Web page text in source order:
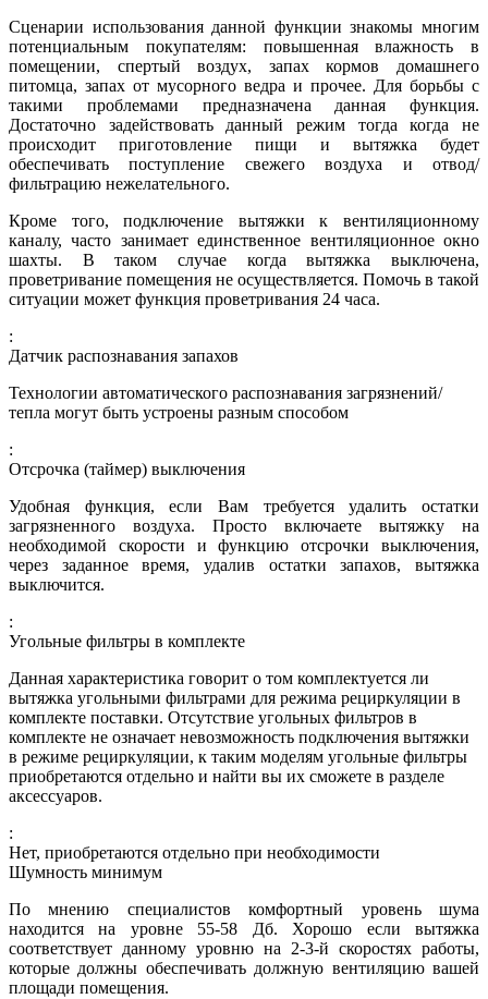
Сценарии использования данной функции знакомы многим
потенциальным покупателям: повышенная влажность в
помещении, спертый воздух, запах кормов домашнего
питомца, запах от мусорного ведра и прочее. Для борьбы с
такими проблемами предназначена данная функция.
Достаточно задействовать данный режим тогда когда не
происходит приготовление пищи и вытяжка будет
обеспечивать поступление свежего воздуха и отвод/
фильтрацию нежелательного.
Кроме того, подключение вытяжки к вентиляционному
каналу, часто занимает единственное вентиляционное окно
шахты. В таком случае когда вытяжка выключена,
проветривание помещения не осуществляется. Помочь в такой
ситуации может функция проветривания 24 часа.
:
Датчик распознавания запахов
Технологии автоматического распознавания загрязнений/
тепла могут быть устроены разным способом
:
Отсрочка (таймер) выключения
Удобная функция, если Вам требуется удалить остатки
загрязненного воздуха. Просто включаете вытяжку на
необходимой скорости и функцию отсрочки выключения,
через заданное время, удалив остатки запахов, вытяжка
выключится.
:
Угольные фильтры в комплекте
Данная характеристика говорит о том комплектуется ли
вытяжка угольными фильтрами для режима рециркуляции в
комплекте поставки. Отсутствие угольных фильтров в
комплекте не означает невозможность подключения вытяжки
в режиме рециркуляции, к таким моделям угольные фильтры
приобретаются отдельно и найти вы их сможете в разделе
аксессуаров.
:
Нет, приобретаются отдельно при необходимости
Шумность минимум
По мнению специалистов комфортный уровень шума
находится на уровне 55-58 Дб. Хорошо если вытяжка
соответствует данному уровню на 2-3-й скоростях работы,
которые должны обеспечивать должную вентиляцию вашей
площади помещения.